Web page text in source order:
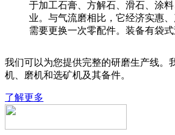
于加工石膏、方解石、滑石、涂
业。与气流磨相比，它经济实惠
需要更换一次零配件。装备有袋式
我们可以为您提供完整的研磨生产线。
机、磨机和选矿机及其备件。
了解更多